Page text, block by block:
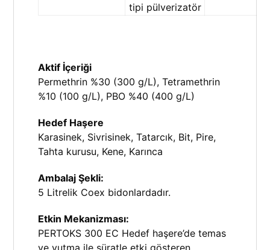
tipi pülverizatör
Aktif İçeriği
Permethrin %30 (300 g/L), Tetramethrin
%10 (100 g/L), PBO %40 (400 g/L)
Hedef Haşere
Karasinek, Sivrisinek, Tatarcık, Bit, Pire,
Tahta kurusu, Kene, Karınca
Ambalaj Şekli:
5 Litrelik Coex bidonlardadır.
Etkin Mekanizması:
PERTOKS 300 EC Hedef haşere’de temas
ve yutma ile süratle etki gösteren